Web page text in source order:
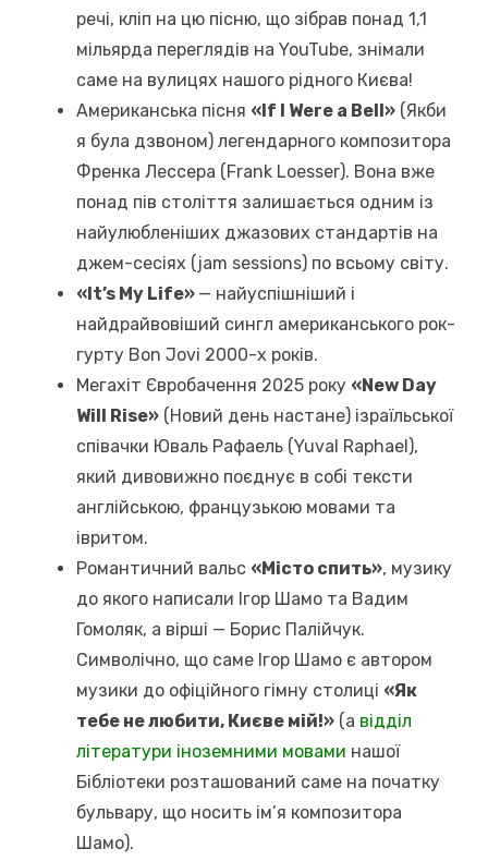
речі, кліп на цю пісню, що зібрав понад 1,1
мільярда переглядів на YouTube, знімали
саме на вулицях нашого рідного Києва!
Американська пісня «If I Were a Bell» (Якби
я була дзвоном) легендарного композитора
Френка Лессера (Frank Loesser). Вона вже
понад пів століття залишається одним із
найулюбленіших джазових стандартів на
джем-сесіях (jam sessions) по всьому світу.
«It’s My Life» — найуспішніший і
найдрайвовіший сингл американського рок-
гурту Bon Jovi 2000-х років.
Мегахіт Євробачення 2025 року «New Day
Will Rise» (Новий день настане) ізраїльської
співачки Юваль Рафаель (Yuval Raphael),
який дивовижно поєднує в собі тексти
англійською, французькою мовами та
івритом.
Романтичний вальс «Місто спить», музику
до якого написали Ігор Шамо та Вадим
Гомоляк, а вірші — Борис Палійчук.
Символічно, що саме Ігор Шамо є автором
музики до офіційного гімну столиці «Як
тебе не любити, Києве мій!» (а відділ
літератури іноземними мовами нашої
Бібліотеки розташований саме на початку
бульвару, що носить ім’я композитора
Шамо).